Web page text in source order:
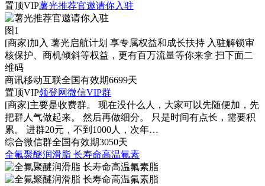
置顶VIP薯光推荐官邀请你入驻
图1
[商家]加入 薯光启航计划 享专属权益和成长扶持 入驻解锁审
核保护、商机倾斜等权益，更有百万流量等你来拿 扫下面二
维码
商讯移动互联全国有效期6699天
置顶VIP领登网微信VIP群
[商家]主要是收费群。 现在没什么人，大家可以先随便加，先
把群人气做起来。 然后再做细分。 只是时间有点长，需要积
累。 进群20元，不到1000人，次年…
综合微信群全国有效期3050天
全氟聚醚润滑脂 长寿命高温氟素